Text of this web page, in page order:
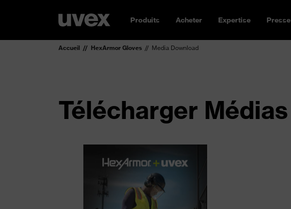
Produits Acheter Expertise Presse
Accueil HexArmor Gloves Media Download
Télécharger Médias